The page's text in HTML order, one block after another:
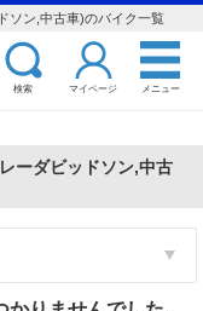
ソン,中古車)のバイク一覧
検索 マイページ メニュー
ーダビッドソン,中古